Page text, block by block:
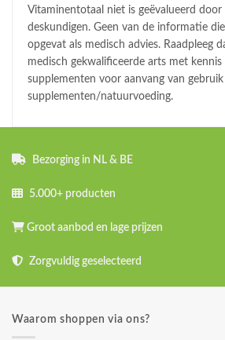
Vitaminentotaal niet is geëvalueerd door
deskundigen. Geen van de informatie
opgevat als medisch advies. Raadpleeg
medisch gekwalificeerde arts met
supplementen voor aanvang van gebruik
supplementen/natuurvoeding.
Bezorging in NL & BE
5.000+ producten
Groot aanbod en lage prijzen
Zorgvuldig geselecteerd
Waarom shoppen via ons?